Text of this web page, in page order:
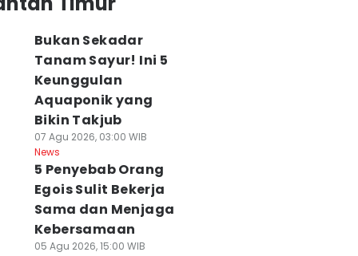
Bukan Sekadar
Tanam Sayur! Ini 5
Keunggulan
Aquaponik yang
Bikin Takjub
07 Agu 2026, 03:00 WIB
News
5 Penyebab Orang
Egois Sulit Bekerja
Sama dan Menjaga
Kebersamaan
05 Agu 2026, 15:00 WIB